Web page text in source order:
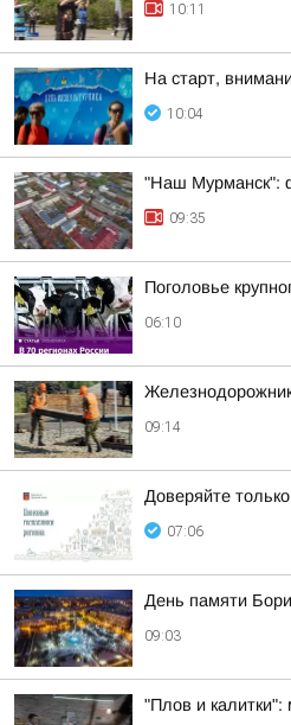
10:11
На старт,
10:04
"Наш Мурманск":
09:35
Поголовье
06:10
09:14
Доверяйте
07:06
День памяти
09:03
"Плов и калитки":